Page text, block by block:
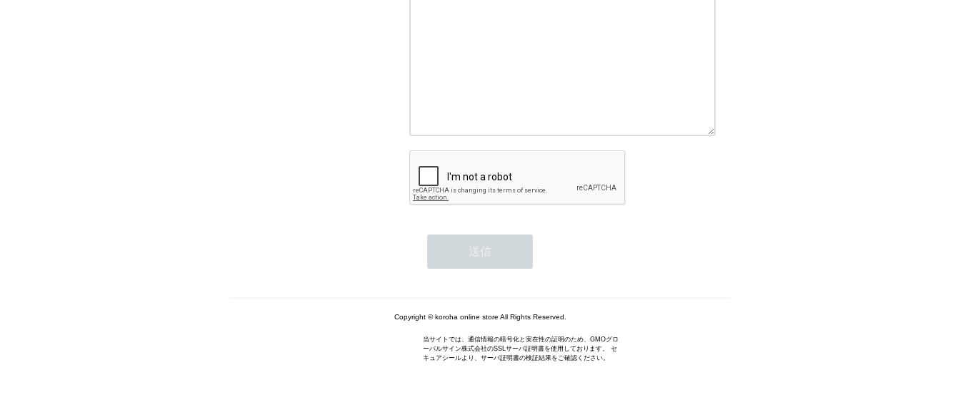
Copyright © koroha online store All Rights Reserved.
当サイトでは、通信情報の暗号化と実在性の証明のため、GMOグロ
ーバルサイン株式会社のSSLサーバ証明書を使用しております。 セ
キュアシールより、サーバ証明書の検証結果をご確認ください。